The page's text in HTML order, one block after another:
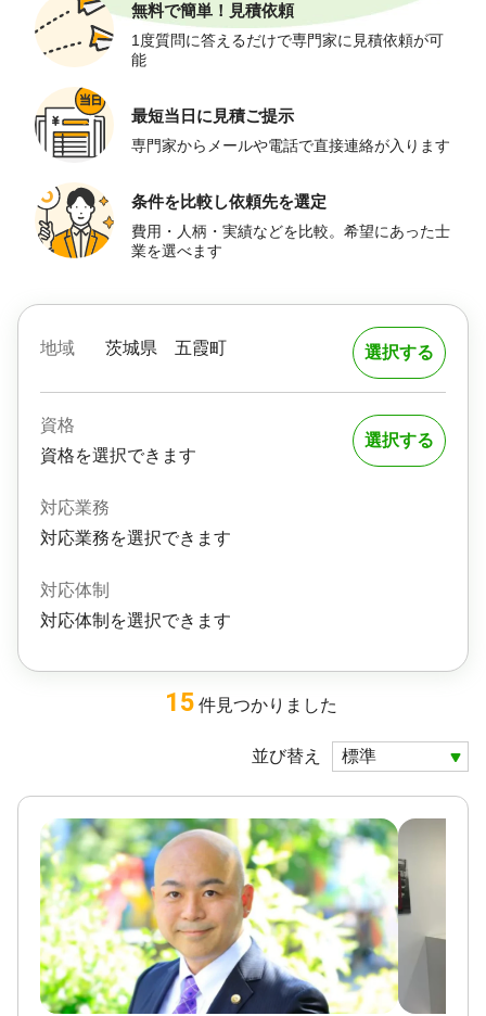
無料で簡単！ 見積依頼
1度質問に答えるだけで専門家に見積依頼が可
能
最短当日に 見積ご提示
専門家からメールや電話で直接連絡が入ります
条件を比較し依頼先を選定
費用・人柄・実績などを比較。希望にあった士
業を選べます
地域 茨城県 五霞町 選択する
資格
資格を選択できます
対応業務
対応業務を選択できます
対応体制
対応体制を選択できます
選択する
15 件見つかりました
並び替え